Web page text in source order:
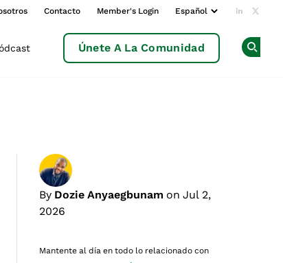
Contacto Member's Login Add us
Únete A La Comunidad
By Dozie Anyaegbunam on Jul 2,
2026
Mantente al día en todo lo relacionado con